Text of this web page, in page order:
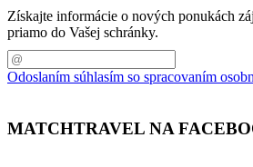
Získajte informácie o nových ponukách
priamo do Vašej schránky.
Odoslaním súhlasím so spracovaním
MATCHTRAVEL NA